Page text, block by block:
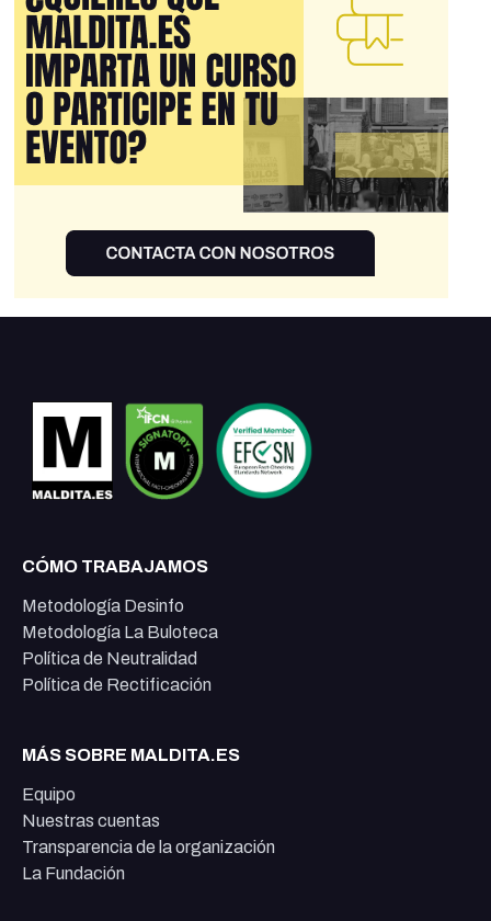
CÓMO TRABAJAMOS
Metodología Desinfo
Metodología La Buloteca
Política de Neutralidad
Política de Rectificación
MÁS SOBRE MALDITA.ES
Equipo
Nuestras cuentas
Transparencia de la organización
La Fundación